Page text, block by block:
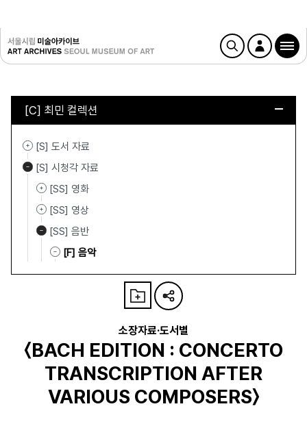
[C] 최민 컬렉션
[S] 도서 자료
[S] 시청각 자료
[SS] 영화
[SS] 영상
[SS] 음반
[F] 음악
소장자료·도서별
〈BACH EDITION : CONCERTO
TRANSCRIPTION AFTER
VARIOUS COMPOSERS〉